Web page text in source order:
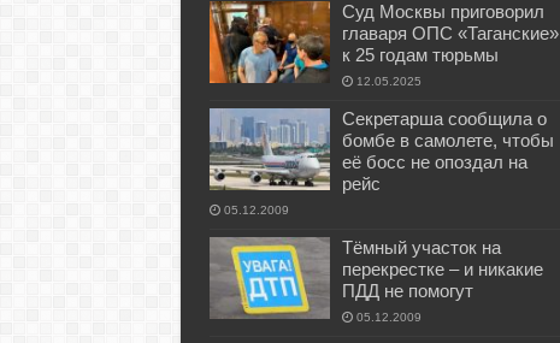
Суд Москвы приговорил
главаря ОПС «Таганские»
к 25 годам тюрьмы
12.05.2025
Секретарша сообщила о
бомбе в самолете, чтобы
её босс не опоздал на
рейс
05.12.2009
Тёмный участок на
перекрестке – и никакие
ПДД не помогут
05.12.2009